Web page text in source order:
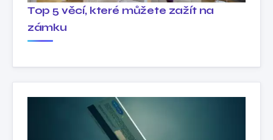
Top 5 věcí, které můžete zažít na
zámku